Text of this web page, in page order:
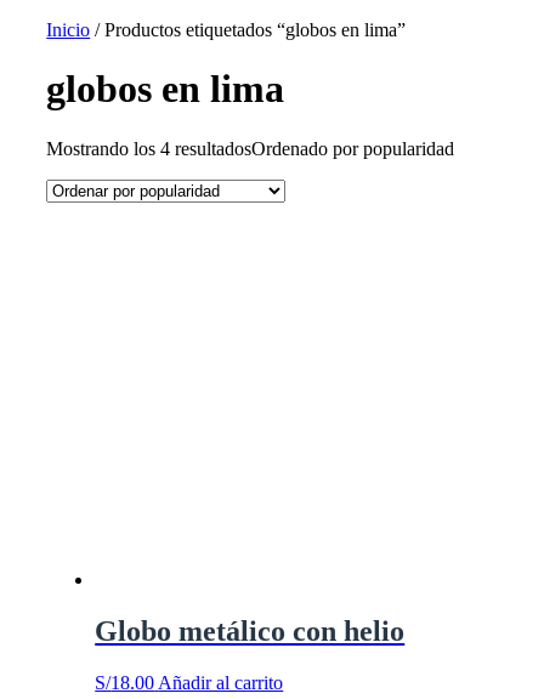
Inicio / Productos etiquetados “globos en lima”
globos en lima
Mostrando los 4 resultadosOrdenado por popularidad
Globo metálico con helio
S/18.00 Añadir al carrito